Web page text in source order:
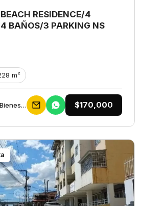
RESIDENCE/4
BAÑOS/3 PARKING NS
m²
Galceb Group Bienes Raices $170,000